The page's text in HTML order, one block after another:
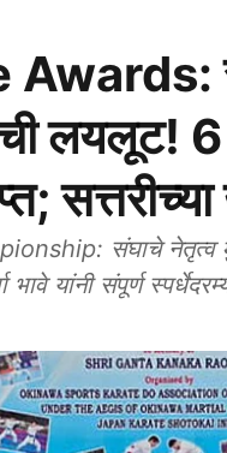
लयलूट!
संघाचे नेतृत्व
यांनी संपूर्ण